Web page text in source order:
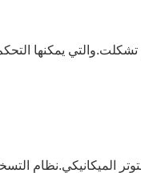
يمكنها
الميكانيكي.نظام